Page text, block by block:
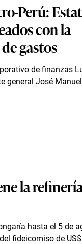
Perú:
con la
gastos
de finanzas
general José Manuel
la
hasta el 5 de
fideicomiso de